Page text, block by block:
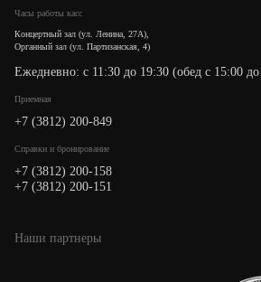
Часы работы касс
Концертный зал (ул. Ленина, 27А),
Органный зал (ул. Партизанская, 4)
Ежедневно: с 11:30 до 19:30 (обед с 15:00
Приемная
+7 (3812) 200-849
Cправки и бронирование
+7 (3812) 200-158
+7 (3812) 200-151
Наши партнеры